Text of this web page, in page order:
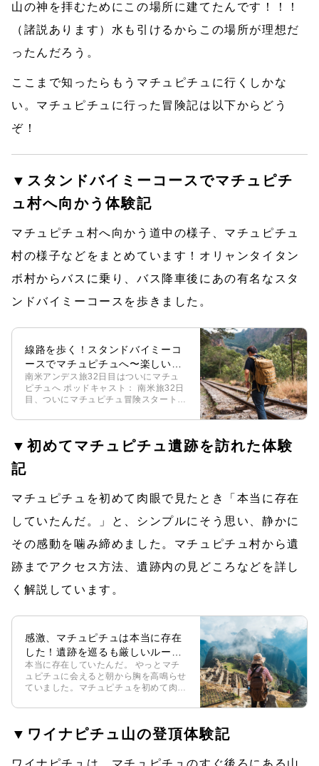
山の神を拝むためにこの場所に建てたんです！！！
（諸説あります）水も引けるからこの場所が理想だ
ったんだろう。
ここまで知ったらもうマチュピチュに行くしかな
い。マチュピチュに行った冒険記は以下からどう
ぞ！
▼スタンドバイミーコースでマチュピチ
ュ村へ向かう体験記
マチュピチュ村へ向かう道中の様子、マチュピチュ
村の様子などをまとめています！オリャンタイタン
ボ村からバスに乗り、バス降車後にあの有名なスタ
ンドバイミーコースを歩きました。
線路を歩く！スタンドバイミーコ
ースでマチュピチュへ〜楽しい植
物博士と共に〜
南米アンデス旅32日目はついにマチュ
ピチュへ ポッドキャスト： 南米旅32日
目、ついにマチュピチュ冒険スタートで
タンボ村から、「コレクティーボ」と呼
[…]
▼初めてマチュピチュ遺跡を訪れた体験
記
マチュピチュを初めて肉眼で見たとき「本当に存在
していたんだ。」と、シンプルにそう思い、静かに
その感動を噛み締めました。マチュピチュ村から遺
跡までアクセス方法、遺跡内の見どころなどを詳し
く解説しています。
感激、マチュピチュは本当に存在
した！遺跡を巡るも厳しいルール
に苦戦
本当に存在していたんだ。 やっとマチ
ュピチュに会えると朝から胸を高鳴らせ
ていました。マチュピチュを初めて肉眼
だ。」と、シンプルにそう思い、静かに
チュ遺跡 […]
▼ワイナピチュ山の登頂体験記